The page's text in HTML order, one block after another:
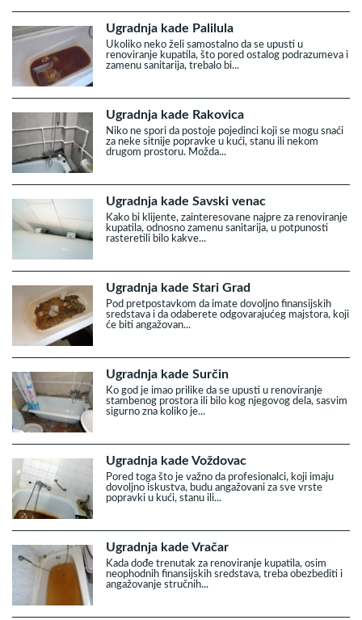
Ugradnja kade Palilula
Ukoliko neko želi samostalno da se upusti u
renoviranje kupatila, što pored ostalog podrazumeva i
zamenu sanitarija, trebalo bi...
Ugradnja kade Rakovica
Niko ne spori da postoje pojedinci koji se mogu snaći
za neke sitnije popravke u kući, stanu ili nekom
drugom prostoru. Možda...
Ugradnja kade Savski venac
Kako bi klijente, zainteresovane najpre za renoviranje
kupatila, odnosno zamenu sanitarija, u potpunosti
rasteretili bilo kakve...
Ugradnja kade Stari Grad
Pod pretpostavkom da imate dovoljno finansijskih
sredstava i da odaberete odgovarajućeg majstora, koji
će biti angažovan...
Ugradnja kade Surčin
Ko god je imao prilike da se upusti u renoviranje
stambenog prostora ili bilo kog njegovog dela, sasvim
sigurno zna koliko je...
Ugradnja kade Voždovac
Pored toga što je važno da profesionalci, koji imaju
dovoljno iskustva, budu angažovani za sve vrste
popravki u kući, stanu ili...
Ugradnja kade Vračar
Kada dođe trenutak za renoviranje kupatila, osim
neophodnih finansijskih sredstava, treba obezbediti i
angažovanje stručnih...